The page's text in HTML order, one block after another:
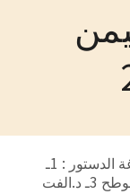
لجنة صياغة الدستور : 1ـ
اسماعيل احمد الوزير 2ـ د.جعفر عبد الله شوطح 3ـ د.الفت